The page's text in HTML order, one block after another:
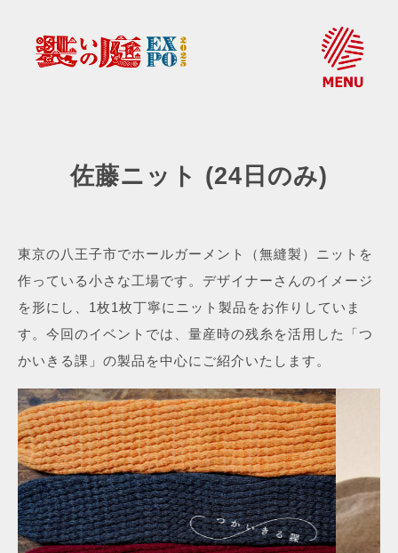
佐藤ニット (24日のみ)
東京の八王子市でホールガーメント（無縫製）ニットを
作っている小さな工場です。 デザイナーさんのイメージ
を形にし、1枚1枚丁寧にニット製品をお作りしていま
す。 今回のイベントでは、量産時の残糸を活用した「つ
かいきる課」の製品を中心にご紹介いたします。